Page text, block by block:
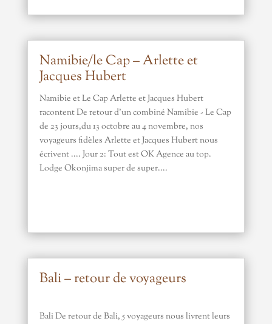
Namibie/le Cap – Arlette et
Jacques Hubert
Namibie et Le Cap Arlette et Jacques Hubert
racontent De retour d'un combiné Namibie - Le Cap
de 23 jours,du 13 octobre au 4 novembre, nos
voyageurs fidèles Arlette et Jacques Hubert nous
écrivent .... Jour 2: Tout est OK Agence au top.
Lodge Okonjima super de super....
Bali – retour de voyageurs
Bali De retour de Bali, 5 voyageurs nous livrent leurs